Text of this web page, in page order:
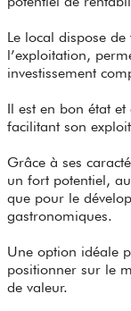
Le local dispose de
l’exploitation,
investissement
Il est en bon état
facilitant son
Grâce à ses
un fort potentiel,
que pour le
gastronomiques.
Une option idéale
positionner sur le
de valeur.